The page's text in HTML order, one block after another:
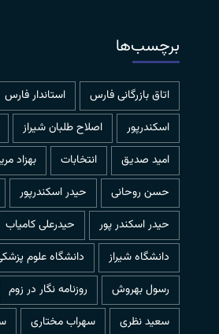
برچسب‌ها
اتاق بازرگانی فارس استاندار فارس
اسکندرپور
اصلاح طلبان شیراز
امید صدیق
انتخابات بهزاد
حسن روحانی
حيدر اسكندرپور
حیدر اسکندر پور
حیدرعلی کامیاب
دانشگاه شیراز
دانشگاه علوم
رسول بهروش
روزنامه نگار در زوم
سعید نظری
سهراب مختاری